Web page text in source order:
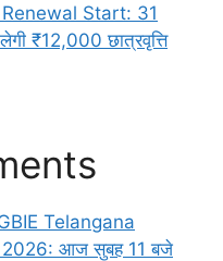
Start: 31
₹12,000 छात्रवृत्ति
Telangana
आज सुबह 11 बजे